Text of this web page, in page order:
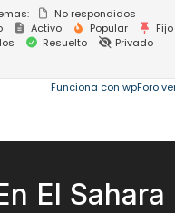
No respondidos
Activo Popular
Fijo
Resuelto
Privado
Funciona con wpForo
El Sahara